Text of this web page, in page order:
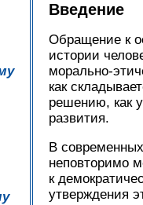
Введение
Обращение к
истории
морально-
как
решению, как
развития.
В
неповторимо
к
утверждения